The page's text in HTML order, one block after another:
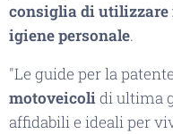
consiglia di utilizzare
igiene personale.
"Le guide per la
motoveicolidi ultima
affidabili e ideali per